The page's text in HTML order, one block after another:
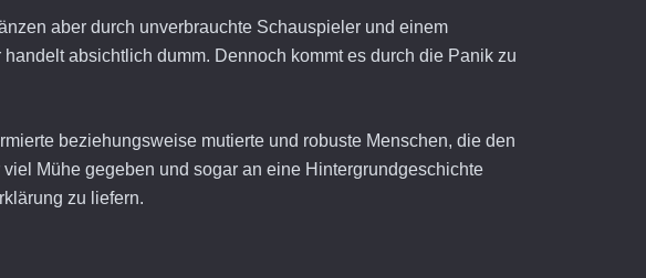
aber durch unverbrauchte Schauspieler und einem
absichtlich dumm. Dennoch kommt es durch die Panik zu
beziehungsweise mutierte und robuste Menschen, die den
Mühe gegeben und sogar an eine Hintergrundgeschichte
zu liefern.